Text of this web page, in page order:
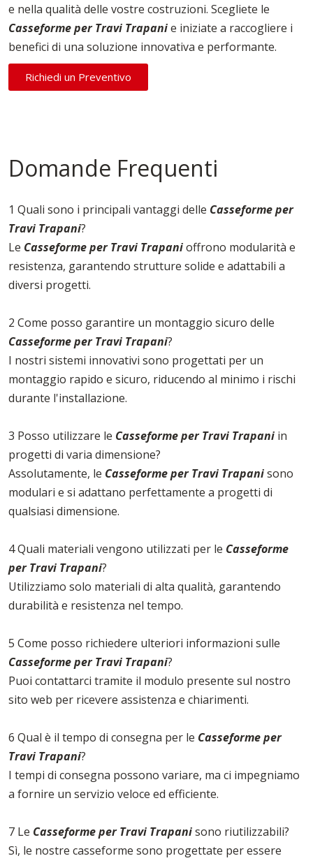
e nella qualità delle vostre costruzioni. Scegliete le
Casseforme per Travi Trapanie iniziate a raccogliere i
benefici di una soluzione innovativa e performante.
Richiedi un Preventivo
Domande Frequenti
1 Quali sono i principali vantaggi delle Casseforme per
Travi Trapani?
Le Casseforme per Travi Trapanioffrono modularità e
resistenza, garantendo strutture solide e adattabili a
diversi progetti.
2 Come posso garantire un montaggio sicuro delle
Casseforme per Travi Trapani?
I nostri sistemi innovativi sono progettati per un
montaggio rapido e sicuro, riducendo al minimo i rischi
durante l'installazione.
3 Posso utilizzare le Casseforme per Travi Trapani in
progetti di varia dimensione?
Assolutamente, le Casseforme per Travi Trapanisono
modulari e si adattano perfettamente a progetti di
qualsiasi dimensione.
4 Quali materiali vengono utilizzati per le Casseforme
per Travi Trapani?
Utilizziamo solo materiali di alta qualità, garantendo
durabilità e resistenza nel tempo.
5 Come posso richiedere ulteriori informazioni sulle
Casseforme per Travi Trapani?
Puoi contattarci tramite il modulo presente sul nostro
sito web per ricevere assistenza e chiarimenti.
6 Qual è il tempo di consegna per le Casseforme per
Travi Trapani?
I tempi di consegna possono variare, ma ci impegniamo
a fornire un servizio veloce ed efficiente.
7 Le Casseforme per Travi Trapanisono riutilizzabili?
Sì, le nostre casseforme sono progettate per essere